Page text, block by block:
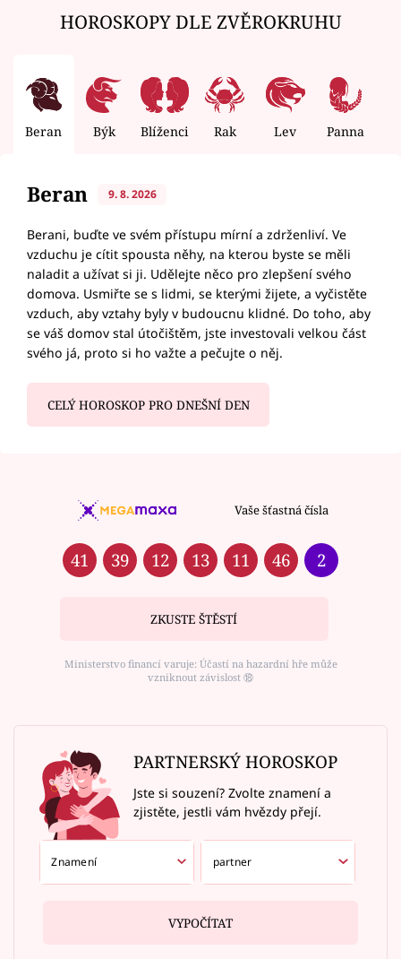
HOROSKOPY DLE ZVĚROKRUHU
Beran Býk Blíženci Rak Lev Panna
Beran 9. 8. 2026
Berani, buďte ve svém přístupu mírní a zdrženliví. Ve
vzduchu je cítit spousta něhy, na kterou byste se měli
naladit a užívat si ji. Udělejte něco pro zlepšení svého
domova. Usmiřte se s lidmi, se kterými žijete, a vyčistěte
vzduch, aby vztahy byly v budoucnu klidné. Do toho, aby
se váš domov stal útočištěm, jste investovali velkou část
svého já, proto si ho važte a pečujte o něj.
CELÝ HOROSKOP PRO DNEŠNÍ DEN
Vaše šťastná čísla
41 39 12 13 11 46 2
ZKUSTE ŠTĚSTÍ
Ministerstvo financí varuje: Účastí na hazardní hře může
vzniknout závislost ⑱
PARTNERSKÝ HOROSKOP
Jste si souzení? Zvolte znamení a
zjistěte, jestli vám hvězdy přejí.
VYPOČÍTAT